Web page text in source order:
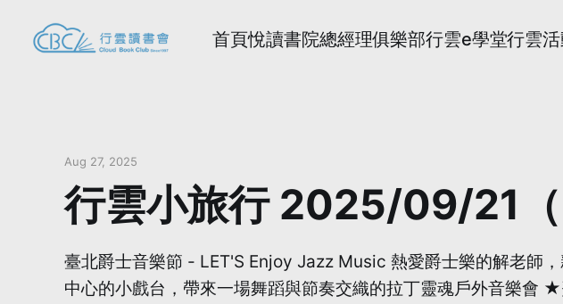
首頁悅讀書院總經理俱樂部行雲e學堂行雲
Aug 27, 2025
行雲小旅行 2025/09/21
臺北爵士音樂節 - LET'S Enjoy Jazz Music 熱愛爵士樂的解老師
中心的小戲台，帶來一場舞蹈與節奏交織的拉丁靈魂戶外音樂